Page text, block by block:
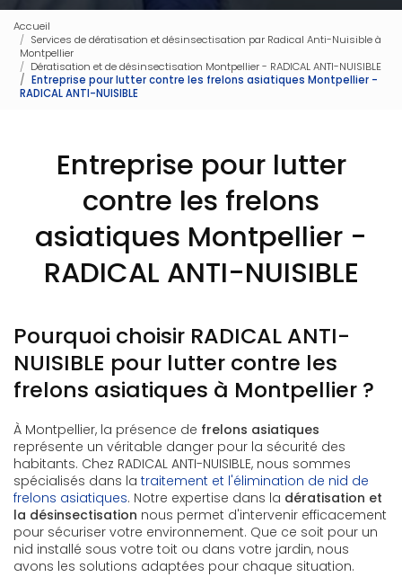
Accueil
Services de dératisation et désinsectisation par Radical Anti-Nuisible à
Montpellier
Dératisation et de désinsectisation Montpellier - RADICAL ANTI-NUISIBLE
Entreprise pour lutter contre les frelons asiatiques Montpellier -
RADICAL ANTI-NUISIBLE
Entreprise pour lutter
contre les frelons
asiatiques Montpellier -
RADICAL ANTI-NUISIBLE
Pourquoi choisir RADICAL ANTI-
NUISIBLE pour lutter contre les
frelons asiatiques à Montpellier ?
À Montpellier, la présence de frelons asiatiques
représente un véritable danger pour la sécurité des
habitants. Chez RADICAL ANTI-NUISIBLE, nous sommes
spécialisés dans la traitement et l'élimination de nid de
frelons asiatiques. Notre expertise dans la dératisation et
la désinsectisation nous permet d'intervenir efficacement
pour sécuriser votre environnement. Que ce soit pour un
nid installé sous votre toit ou dans votre jardin, nous
avons les solutions adaptées pour chaque situation.